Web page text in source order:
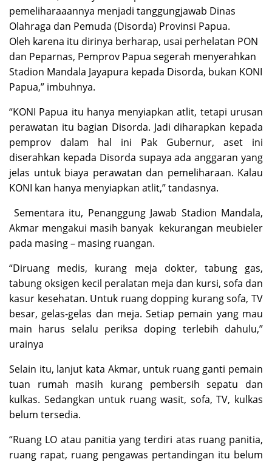
pemeliharaaannya menjadi tanggungjawab Dinas
Olahraga dan Pemuda (Disorda) Provinsi Papua.
Oleh karena itu dirinya berharap, usai perhelatan PON
dan Peparnas, Pemprov Papua segerah menyerahkan
Stadion Mandala Jayapura kepada Disorda, bukan KONI
Papua,” imbuhnya.
“KONI Papua itu hanya menyiapkan atlit, tetapi urusan
perawatan itu bagian Disorda. Jadi diharapkan kepada
pemprov dalam hal ini Pak Gubernur, aset ini
diserahkan kepada Disorda supaya ada anggaran yang
jelas untuk biaya perawatan dan pemeliharaan. Kalau
KONI kan hanya menyiapkan atlit,” tandasnya.
Sementara itu, Penanggung Jawab Stadion Mandala,
Akmar mengakui masih banyak kekurangan meubieler
pada masing – masing ruangan.
“Diruang medis, kurang meja dokter, tabung gas,
tabung oksigen kecil peralatan meja dan kursi, sofa dan
kasur kesehatan. Untuk ruang dopping kurang sofa, TV
besar, gelas-gelas dan meja. Setiap pemain yang mau
main harus selalu periksa doping terlebih dahulu,”
urainya
Selain itu, lanjut kata Akmar, untuk ruang ganti pemain
tuan rumah masih kurang pembersih sepatu dan
kulkas. Sedangkan untuk ruang wasit, sofa, TV, kulkas
belum tersedia.
“Ruang LO atau panitia yang terdiri atas ruang panitia,
ruang rapat, ruang pengawas pertandingan itu belum